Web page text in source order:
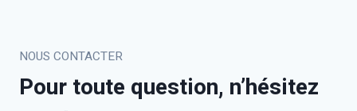
NOUS CONTACTER
Pour toute question, n’hésitez